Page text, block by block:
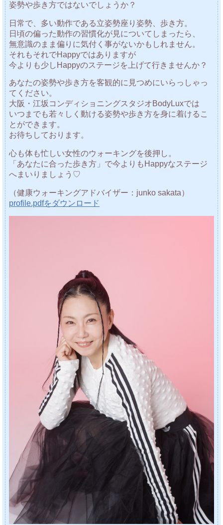
姿勢や歩き方ではないでしょうか？
日常で、多い動作である立姿勢座り姿勢、歩き方。
日頃の偏った動作の習慣化が見についてしまったら、
無意識のまま偏りに気付く事がないかもしれません。
それもそれでHappyではありますが
今よりも少しHappyのステージを上げて行きませんか？
あなたの姿勢や歩き方を客観的に見つめにいらっしゃっ
てください。
大阪・江坂コンディショニングスタジオBodyLuxでは
いつまでも若々しく動ける姿勢や歩き方を身に着けるこ
とができます。
お待ちしております。
心も体も忙しい女性のウォーキングを後押し。
「あなたに合った歩き方」で今よりもHappyなステージ
へまいりましょう♡
（健康ウォーキングアドバイザー：junko sakata）
profile.pdfをダウンロード